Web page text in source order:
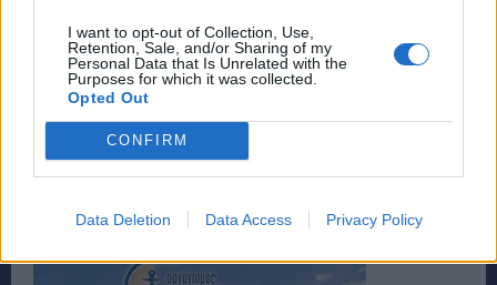
I want to opt-out of Collection, Use,
Retention, Sale, and/or Sharing of my
Personal Data that Is Unrelated with the
Purposes for which it was collected.
Opted Out
CONFIRM
Data Deletion Data Access Privacy Policy
TAGS